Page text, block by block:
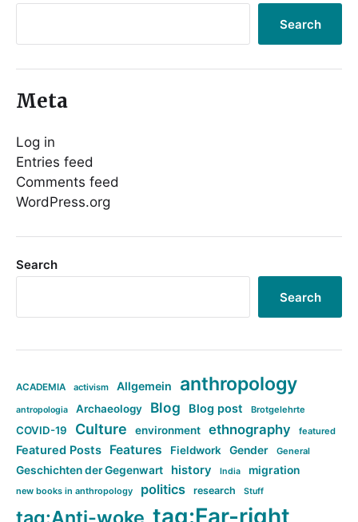
Search
Meta
Log in
Entries feed
Comments feed
WordPress.org
Search
Search
ACADEMIA activism Allgemein anthropology
antropologia Archaeology Blog Blog post Brotgelehrte
COVID-19 Culture environment ethnography featured
Featured Posts Features Fieldwork Gender General
Geschichten der Gegenwart history India migration
new books in anthropology politics research Stuff
tag:Far-right